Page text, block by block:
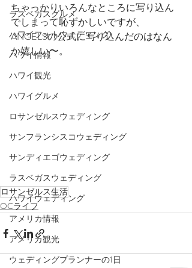
ラスベガスグルメ
ハワイフォトウェディング
ハワイ情報
ハワイ観光
ハワイグルメ
ロサンゼルスウェディング
サンフランシスコウェディング
サンディエゴウェディング
ラスベガスウェディング
ハワイウェディング
アメリカ情報
アメリカ観光
ウェディングプランナーの1日
ちゃっかりいろんなところに写り込ん
でしまって恥ずかしいですが、
ANGELSの公式に写り込んだのはなん
か嬉しい〜。
ロサンゼルス生活
OCライフ